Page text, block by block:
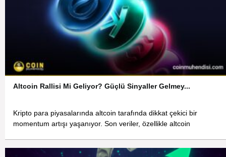
Altcoin Rallisi Mi Geliyor? Güçlü Sinyaller Gelmey...
Kripto para piyasalarında altcoin tarafında dikkat çekici bir
momentum artışı yaşanıyor. Son veriler, özellikle altcoin